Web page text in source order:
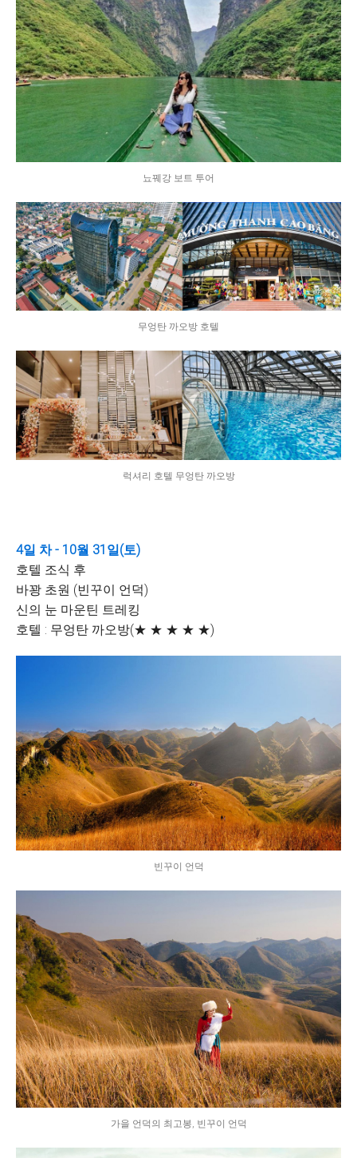
뇨꿰강 보트 투어
무엉탄 까오방 호텔
럭셔리 호텔 무엉탄 까오방
4일 차 - 10월 31일(토)
호텔 조식 후
바꽝 초원 (빈꾸이 언덕)
신의 눈 마운틴 트레킹
호텔 : 무엉탄 까오방(★ ★ ★ ★ ★)
빈꾸이 언덕
가을 언덕의 최고봉, 빈꾸이 언덕